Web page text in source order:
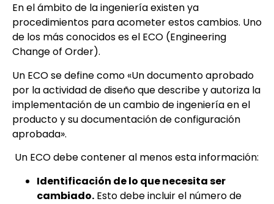
En el ámbito de la ingeniería existen ya
procedimientos para acometer estos cambios. Uno
de los más conocidos es el ECO (Engineering
Change of Order).
Un ECO se define como «Un documento aprobado
por la actividad de diseño que describe y autoriza la
implementación de un cambio de ingeniería en el
producto y su documentación de configuración
aprobada».
Un ECO debe contener al menos esta información:
Identificación de lo que necesita ser
cambiado. Esto debe incluir el número de